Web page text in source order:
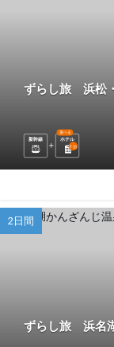
ずらし旅 浜松
新幹線 ホテル
選べる
1 泊
2日間
ずらし旅 浜名